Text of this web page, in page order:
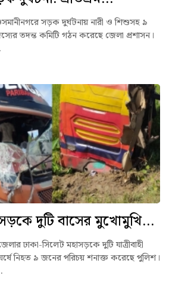
সড়ক দুর্ঘটনায় নারী ও শিশুসহ ৯
তদন্ত কমিটি গঠন করেছে জেলা প্রশাসন।
দুটি বাসের মুখোমুখি...
ঢাকা-সিলেট মহাসড়কে দুটি যাত্রীবাহী
নিহত ৯ জনের পরিচয় শনাক্ত করেছে পুলিশ।